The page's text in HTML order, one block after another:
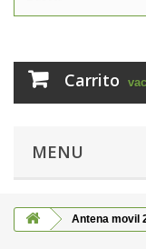
Carrito
MENU
Antena movil